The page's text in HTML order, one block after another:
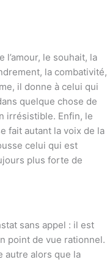
le souhait, la
la combativité,
il donne à celui qui
quelque chose de
irrésistible. Enfin, le
fait autant la voix de la
celui qui est
plus forte de
sans appel : il est
point de vue rationnel.
autre alors que la